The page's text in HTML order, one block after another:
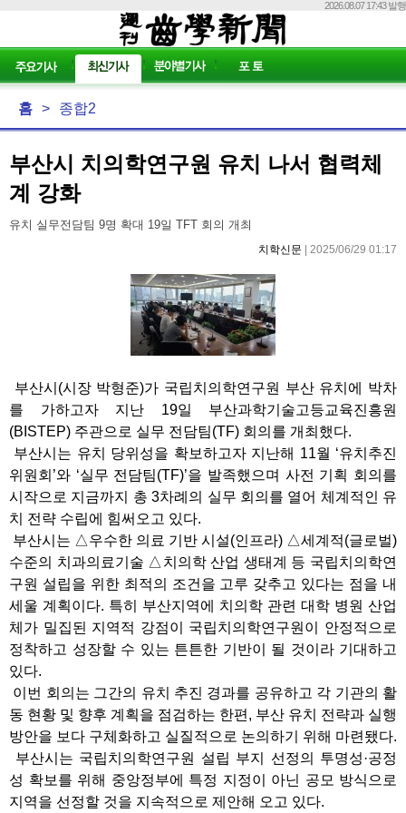
2026.08.07 17:43 발행
홈 > 종합2
부산시 치의학연구원 유치 나서 협력체
계 강화
유치 실무전담팀 9명 확대 19일 TFT 회의 개최
치학신문 | 2025/06/29 01:17
부산시(시장 박형준)가 국립치의학연구원 부산 유치에 박차
를 가하고자 지난 19일 부산과학기술고등교육진흥원
(BISTEP) 주관으로 실무 전담팀(TF) 회의를 개최했다.
부산시는 유치 당위성을 확보하고자 지난해 11월 ‘유치추진
위원회’와 ‘실무 전담팀(TF)’을 발족했으며 사전 기획 회의를
시작으로 지금까지 총 3차례의 실무 회의를 열어 체계적인 유
치 전략 수립에 힘써오고 있다.
부산시는 △우수한 의료 기반 시설(인프라) △세계적(글로벌)
수준의 치과의료기술 △치의학 산업 생태계 등 국립치의학연
구원 설립을 위한 최적의 조건을 고루 갖추고 있다는 점을 내
세울 계획이다. 특히 부산지역에 치의학 관련 대학 병원 산업
체가 밀집된 지역적 강점이 국립치의학연구원이 안정적으로
정착하고 성장할 수 있는 튼튼한 기반이 될 것이라 기대하고
있다.
이번 회의는 그간의 유치 추진 경과를 공유하고 각 기관의 활
동 현황 및 향후 계획을 점검하는 한편, 부산 유치 전략과 실행
방안을 보다 구체화하고 실질적으로 논의하기 위해 마련됐다.
부산시는 국립치의학연구원 설립 부지 선정의 투명성·공정
성 확보를 위해 중앙정부에 특정 지정이 아닌 공모 방식으로
지역을 선정할 것을 지속적으로 제안해 오고 있다.